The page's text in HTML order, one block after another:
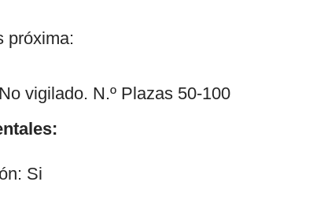
próxima:
vigilado. N.º Plazas 50-100
Si